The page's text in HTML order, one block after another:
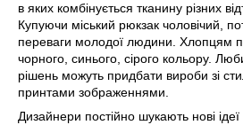
в яких комбінується тканину різних
Купуючи міський рюкзак чоловічий,
переваги молодої людини. Хлопцям
чорного, синього, сірого кольору.
рішень можуть придбати вироби зі
принтами зображеннями.
Дизайнери постійно шукають нові ідеї